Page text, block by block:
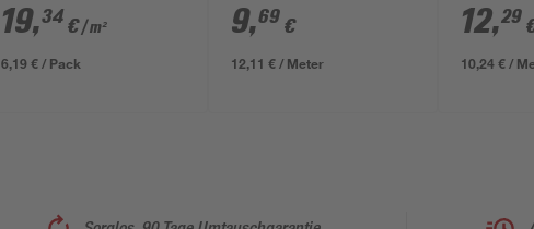
weiß 1600 x 200 x 16
mm
19,34 €/ m²
6,19 € / Pack
x 600 x 16 mm
9,69 €
12,11 € / Meter
1200 x
12,29
10,24 € /